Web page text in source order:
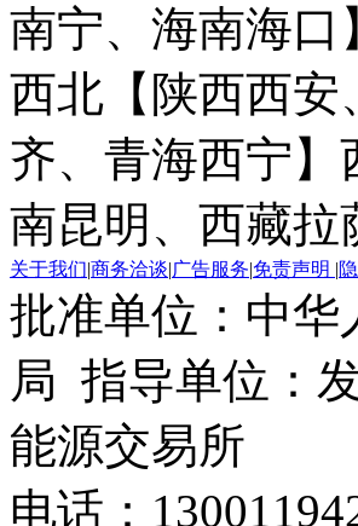
南宁、海南海口
西北【陕西西安
齐、青海西宁】
南昆明、西藏拉
关于我们|商务洽谈|广告服务|免责声明 |
批准单位：中华
局 指导单位：
能源交易所
电话：